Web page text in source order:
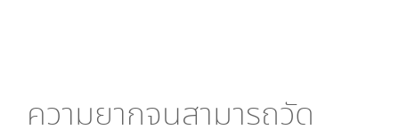
ความยากจนสามารถวัด